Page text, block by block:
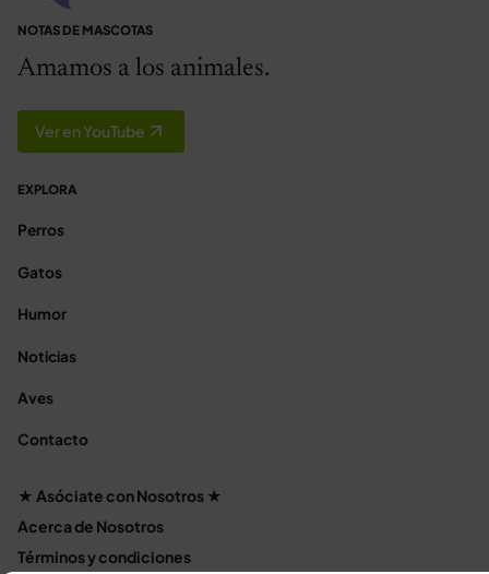
NOTAS DE MASCOTAS
Amamos a los animales.
Ver en YouTube
EXPLORA
Perros
Gatos
Humor
Noticias
Aves
Contacto
★ Asóciate con Nosotros ★
Acerca de Nosotros
Términos y condiciones